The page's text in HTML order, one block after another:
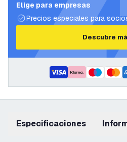
Elige para empresas
Precios especiales para
Descubre
Especificaciones